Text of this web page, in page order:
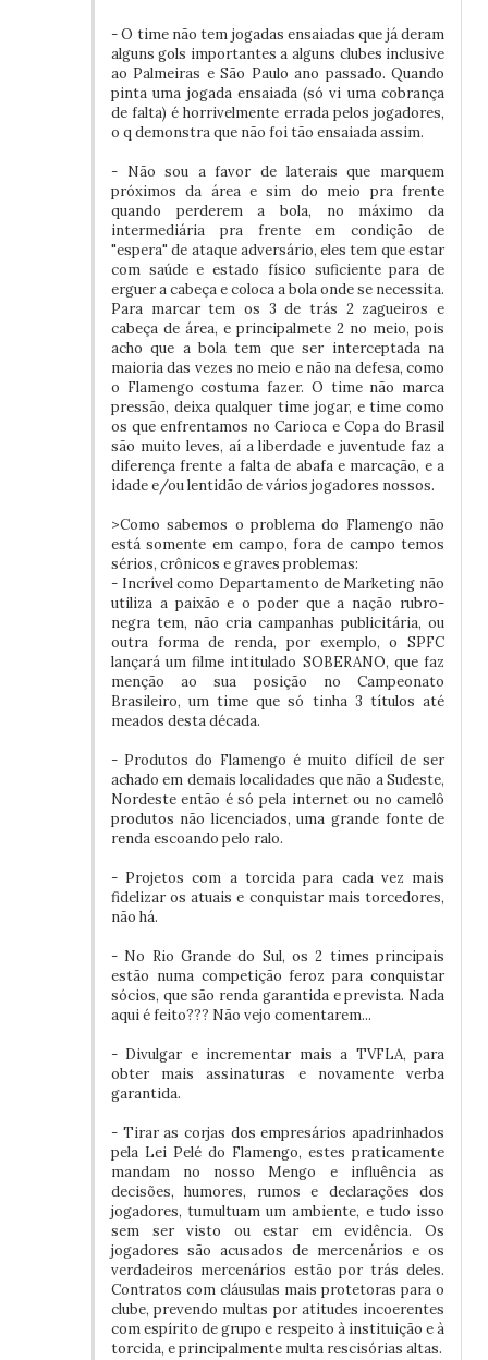
- O time não tem jogadas ensaiadas que já deram
alguns gols importantes a alguns clubes inclusive
ao Palmeiras e São Paulo ano passado. Quando
pinta uma jogada ensaiada (só vi uma cobrança
de falta) é horrivelmente errada pelos jogadores,
o q demonstra que não foi tão ensaiada assim.
- Não sou a favor de laterais que marquem
próximos da área e sim do meio pra frente
quando perderem a bola, no máximo da
intermediária pra frente em condição de
"espera" de ataque adversário, eles tem que estar
com saúde e estado físico suficiente para de
erguer a cabeça e coloca a bola onde se necessita.
Para marcar tem os 3 de trás 2 zagueiros e
cabeça de área, e principalmete 2 no meio, pois
acho que a bola tem que ser interceptada na
maioria das vezes no meio e não na defesa, como
o Flamengo costuma fazer. O time não marca
pressão, deixa qualquer time jogar, e time como
os que enfrentamos no Carioca e Copa do Brasil
são muito leves, aí a liberdade e juventude faz a
diferença frente a falta de abafa e marcação, e a
idade e/ou lentidão de vários jogadores nossos.
>Como sabemos o problema do Flamengo não
está somente em campo, fora de campo temos
sérios, crônicos e graves problemas:
- Incrível como Departamento de Marketing não
utiliza a paixão e o poder que a nação rubro-
negra tem, não cria campanhas publicitária, ou
outra forma de renda, por exemplo, o SPFC
lançará um filme intitulado SOBERANO, que faz
menção ao sua posição no Campeonato
Brasileiro, um time que só tinha 3 títulos até
meados desta década.
- Produtos do Flamengo é muito difícil de ser
achado em demais localidades que não a Sudeste,
Nordeste então é só pela internet ou no camelô
produtos não licenciados, uma grande fonte de
renda escoando pelo ralo.
- Projetos com a torcida para cada vez mais
fidelizar os atuais e conquistar mais torcedores,
não há.
- No Rio Grande do Sul, os 2 times principais
estão numa competição feroz para conquistar
sócios, que são renda garantida e prevista. Nada
aqui é feito??? Não vejo comentarem...
- Divulgar e incrementar mais a TVFLA, para
obter mais assinaturas e novamente verba
garantida.
- Tirar as corjas dos empresários apadrinhados
pela Lei Pelé do Flamengo, estes praticamente
mandam no nosso Mengo e influência as
decisões, humores, rumos e declarações dos
jogadores, tumultuam um ambiente, e tudo isso
sem ser visto ou estar em evidência. Os
jogadores são acusados de mercenários e os
verdadeiros mercenários estão por trás deles.
Contratos com cláusulas mais protetoras para o
clube, prevendo multas por atitudes incoerentes
com espírito de grupo e respeito à instituição e à
torcida, e principalmente multa rescisórias altas.